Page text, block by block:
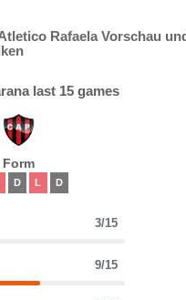
Rafaela Vorschau
last 15 games
Form
D L D
3/15
9/15